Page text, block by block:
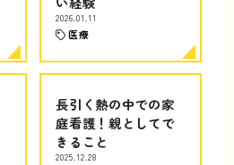
2026.01.11
医療
長引く熱の中での家
庭看護！親としてで
きること
2025.12.28